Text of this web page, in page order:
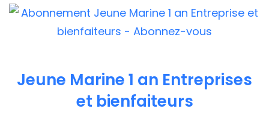
Jeune Marine 1 an Entreprises
et bienfaiteurs